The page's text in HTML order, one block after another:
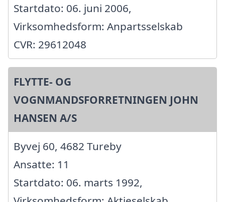
Startdato: 06. juni 2006,
Virksomhedsform: Anpartsselskab
CVR: 29612048
FLYTTE- OG
VOGNMANDSFORRETNINGEN JOHN
HANSEN A/S
Byvej 60, 4682 Tureby
Ansatte: 11
Startdato: 06. marts 1992,